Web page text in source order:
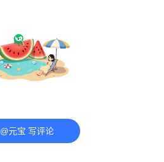
@元宝 写评论